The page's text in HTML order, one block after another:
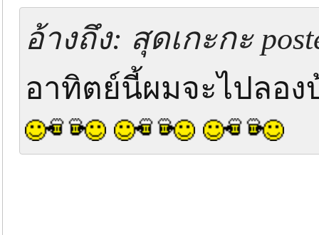
อ้างถึง: สุดเกะกะ
อาทิตย์นี้ผมจะไปลอง